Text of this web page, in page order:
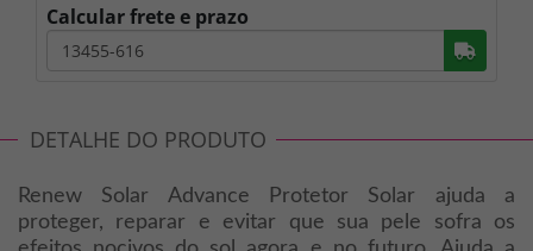
Calcular frete e prazo
DETALHE DO PRODUTO
Renew Solar Advance Protetor Solar ajuda a
proteger, reparar e evitar que sua pele sofra os